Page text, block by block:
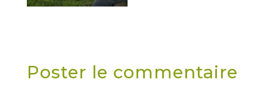
Poster le commentaire